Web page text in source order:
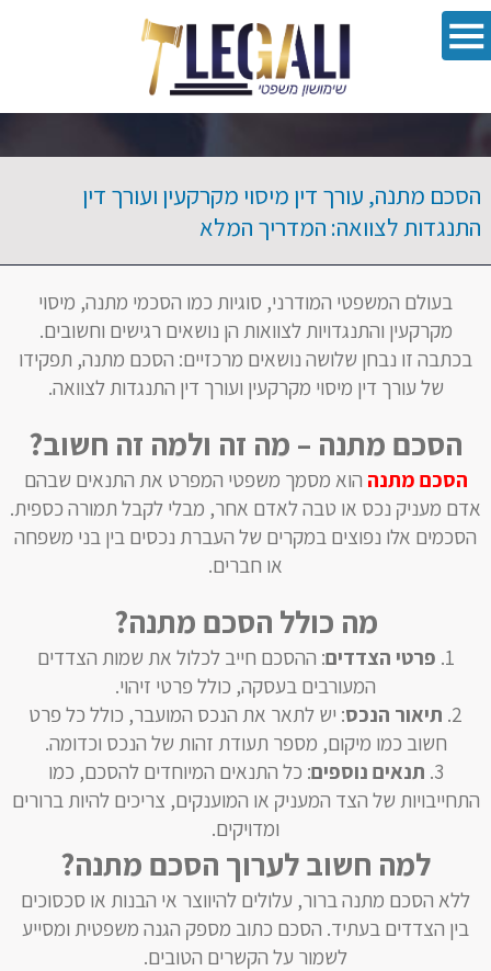
הסכם מתנה, עורך דין מיסוי מקרקעין ועורך דין
התנגדות לצוואה: המדריך המלא
בעולם המשפטי המודרני, סוגיות כמו הסכמי מתנה, מיסוי
מקרקעין והתנגדויות לצוואות הן נושאים רגישים וחשובים.
בכתבה זו נבחן שלושה נושאים מרכזיים: הסכם מתנה, תפקידו
של עורך דין מיסוי מקרקעין ועורך דין התנגדות לצוואה.
הסכם מתנה – מה זה ולמה זה חשוב?
הסכם מתנה הוא מסמך משפטי המפרט את התנאים שבהם
אדם מעניק נכס או טבה לאדם אחר, מבלי לקבל תמורה כספית.
הסכמים אלו נפוצים במקרים של העברת נכסים בין בני משפחה
או חברים.
מה כולל הסכם מתנה?
פרטי הצדדים: ההסכם חייב לכלול את שמות הצדדים
המעורבים בעסקה, כולל פרטי זיהוי.
תיאור הנכס: יש לתאר את הנכס המועבר, כולל כל פרט
חשוב כמו מיקום, מספר תעודת זהות של הנכס וכדומה.
תנאים נוספים: כל התנאים המיוחדים להסכם, כמו
התחייבויות של הצד המעניק או המוענקים, צריכים להיות ברורים
ומדויקים.
למה חשוב לערוך הסכם מתנה?
ללא הסכם מתנה ברור, עלולים להיווצר אי הבנות או סכסוכים
בין הצדדים בעתיד. הסכם כתוב מספק הגנה משפטית ומסייע
לשמור על הקשרים הטובים.